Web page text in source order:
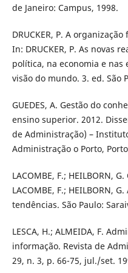
de Janeiro: Campus, 1998.
DRUCKER, P. A
In: DRUCKER, P. As novas
política, na economia e nas
visão do mundo. 3. ed. São
GUEDES, A. Gestão do
ensino superior. 2012.
de Administração) –
Administração o Porto,
LACOMBE, F.; HEILBORN,
LACOMBE, F.; HEILBORN,
tendências. São Paulo:
LESCA, H.; ALMEIDA, F.
informação. Revista de
29, n. 3, p. 66-75, jul./set.